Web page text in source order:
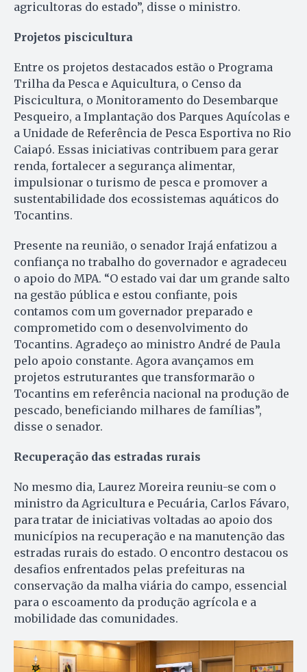
agricultoras do estado”, disse o ministro.
Projetos piscicultura
Entre os projetos destacados estão o Programa
Trilha da Pesca e Aquicultura, o Censo da
Piscicultura, o Monitoramento do Desembarque
Pesqueiro, a Implantação dos Parques Aquícolas e
a Unidade de Referência de Pesca Esportiva no Rio
Caiapó. Essas iniciativas contribuem para gerar
renda, fortalecer a segurança alimentar,
impulsionar o turismo de pesca e promover a
sustentabilidade dos ecossistemas aquáticos do
Tocantins.
Presente na reunião, o senador Irajá enfatizou a
confiança no trabalho do governador e agradeceu
o apoio do MPA. “O estado vai dar um grande salto
na gestão pública e estou confiante, pois
contamos com um governador preparado e
comprometido com o desenvolvimento do
Tocantins. Agradeço ao ministro André de Paula
pelo apoio constante. Agora avançamos em
projetos estruturantes que transformarão o
Tocantins em referência nacional na produção de
pescado, beneficiando milhares de famílias”,
disse o senador.
Recuperação das estradas rurais
No mesmo dia, Laurez Moreira reuniu-se com o
ministro da Agricultura e Pecuária, Carlos Fávaro,
para tratar de iniciativas voltadas ao apoio dos
municípios na recuperação e na manutenção das
estradas rurais do estado. O encontro destacou os
desafios enfrentados pelas prefeituras na
conservação da malha viária do campo, essencial
para o escoamento da produção agrícola e a
mobilidade das comunidades.